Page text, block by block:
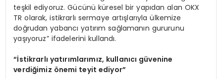
teşkil ediyoruz. Gücünü küresel bir yapıdan alan OKX
TR olarak, istikrarlı sermaye artışlarıyla ülkemize
doğrudan yabancı yatırım sağlamanın gururunu
yaşıyoruz” ifadelerini kullandı.
“İstikrarlı yatırımlarımız, kullanıcı güvenine
verdiğimiz önemi teyit ediyor”